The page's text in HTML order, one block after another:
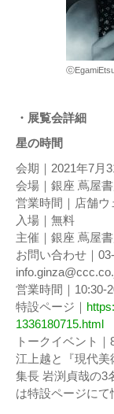
・展覧会詳細
星の時間
会期｜2021年7月
会場｜銀座 蔦屋
営業時間｜店舗ウ
⼊場｜無料
主催｜銀座 蔦屋
お問い合わせ｜
営業時間｜10:30-
特設ページ｜
1336180715.html
トークイベント
江上越と『現代
集長 岩渕貞哉の3
は特設ページにて